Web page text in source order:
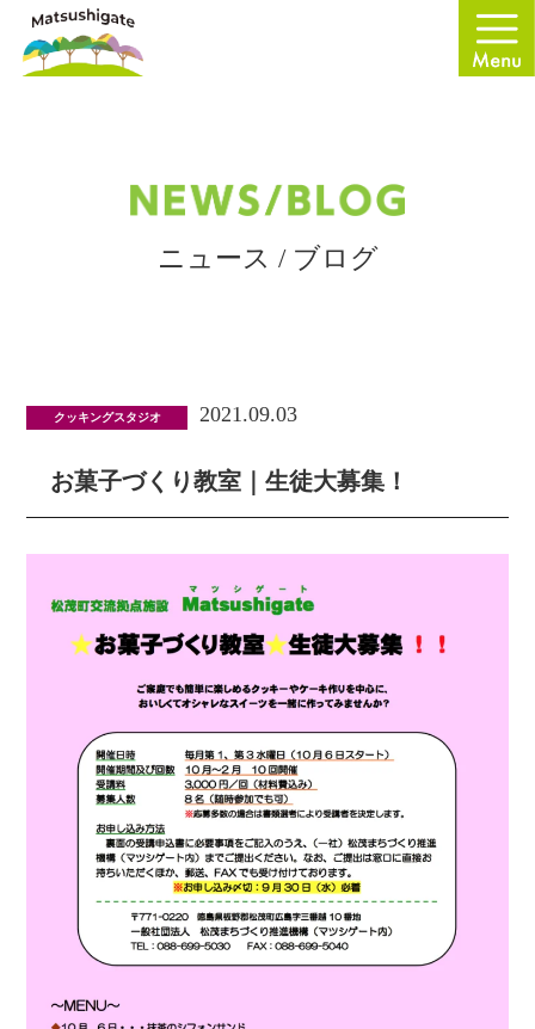
ニュース / ブログ
クッキングスタジオ 2021.09.03
お菓子づくり教室｜生徒大募集！